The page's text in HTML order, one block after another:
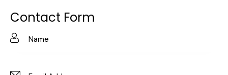
on
e:
Contact Form